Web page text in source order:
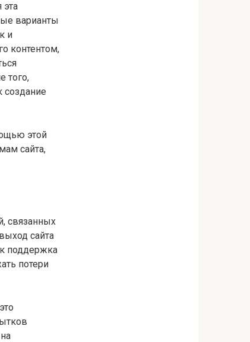
эта
варианты
и
контентом,
того,
создание
этой
сайта,
связанных
сайта
поддержка
потери